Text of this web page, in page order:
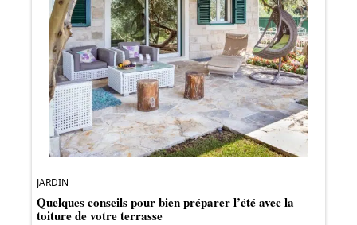
JARDIN
Quelques conseils pour bien préparer l’été avec la
toiture de votre terrasse